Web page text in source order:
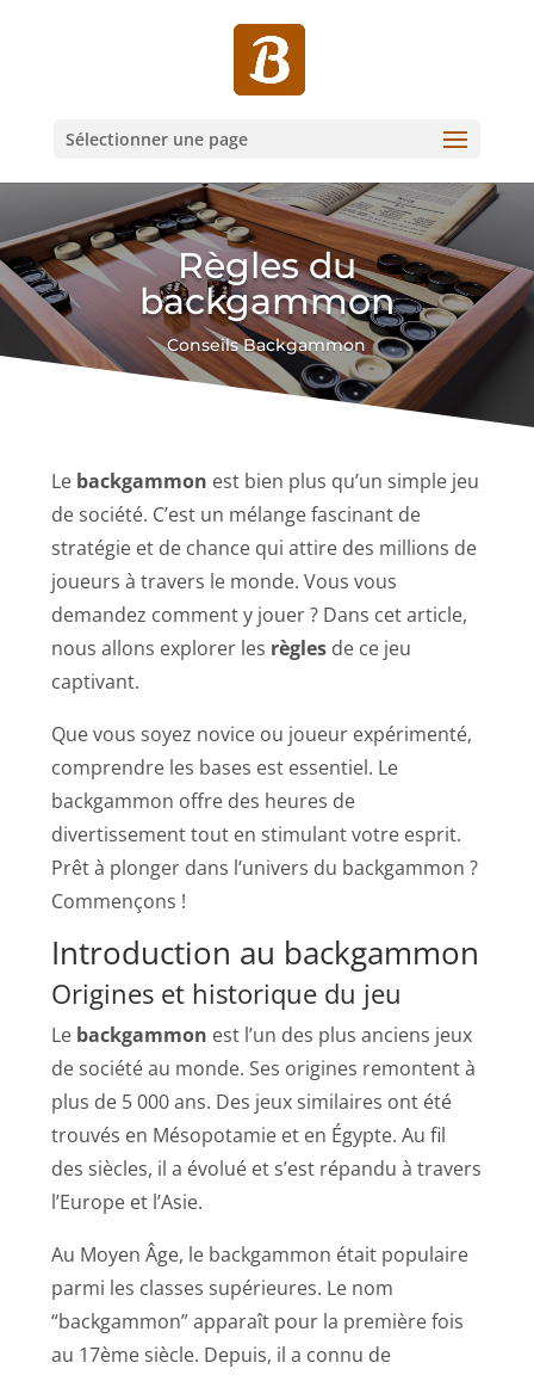
Sélectionner une page
Règles du
backgammon
Conseils Backgammon
Le backgammon est bien plus qu’un simple jeu
de société. C’est un mélange fascinant de
stratégie et de chance qui attire des millions de
joueurs à travers le monde. Vous vous
demandez comment y jouer ? Dans cet article,
nous allons explorer les règles de ce jeu
captivant.
Que vous soyez novice ou joueur expérimenté,
comprendre les bases est essentiel. Le
backgammon offre des heures de
divertissement tout en stimulant votre esprit.
Prêt à plonger dans l’univers du backgammon ?
Commençons !
Introduction au backgammon
Origines et historique du jeu
Le backgammon est l’un des plus anciens jeux
de société au monde. Ses origines remontent à
plus de 5 000 ans. Des jeux similaires ont été
trouvés en Mésopotamie et en Égypte. Au fil
des siècles, il a évolué et s’est répandu à travers
l’Europe et l’Asie.
Au Moyen Âge, le backgammon était populaire
parmi les classes supérieures. Le nom
“backgammon” apparaît pour la première fois
au 17ème siècle. Depuis, il a connu de